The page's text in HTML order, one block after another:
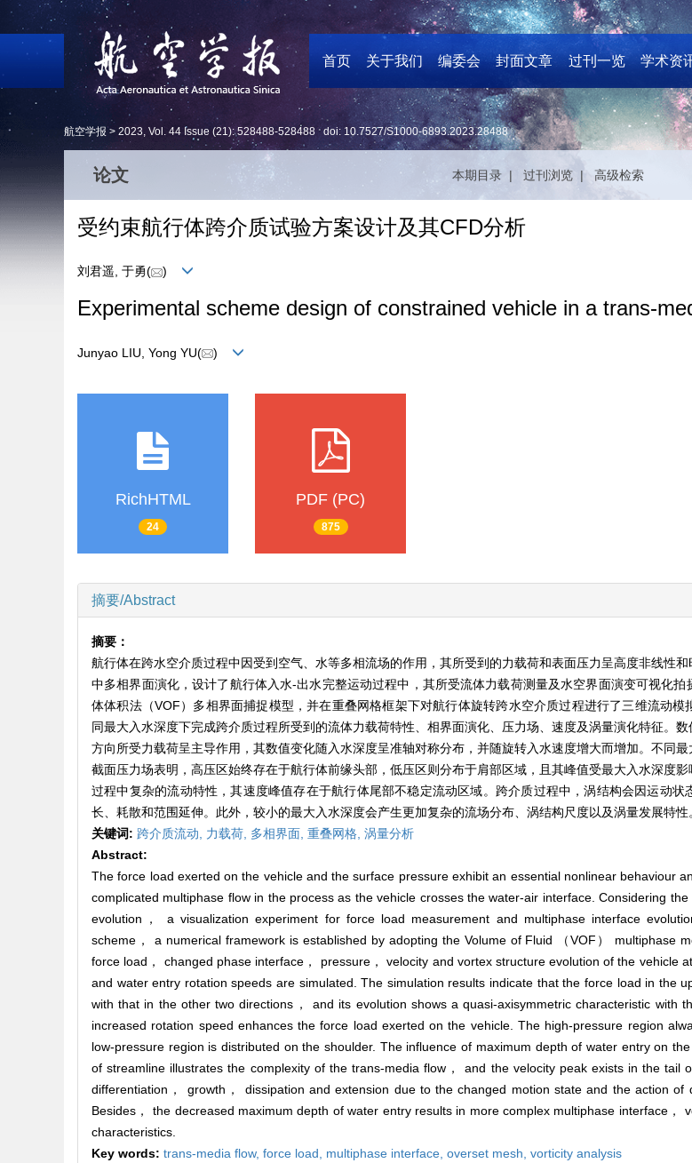
首页 关于我们 编委会 封面文章 过刊一览 学术资
航空学报 > 2023, Vol. 44 Issue (21): 528488-528488 doi: 10.7527/S1000-6893.2023.28488
论文 本期目录 | 过刊浏览 | 高级检索
受约束航行体跨介质试验方案设计及其CFD分析
刘君遥, 于勇( )
Experimental scheme design of constrained vehicle in a trans-
Junyao LIU, Yong YU( )
RichHTML
24
PDF (PC)
875
摘要/Abstract
摘要：
航行体在跨水空介质过程中因受到空气、水等多相流场的作用，其所受到的力载荷和表面压力呈高度非线性
中多相界面演化，设计了航行体入水-出水完整运动过程中，其所受流体力载荷测量及水空界面演变可视化
体体积法（VOF）多相界面捕捉模型，并在重叠网格框架下对航行体旋转跨水空介质过程进行了三维流动
同最大入水深度下完成跨介质过程所受到的流体力载荷特性、相界面演化、压力场、速度及涡量演化特征。
方向所受力载荷呈主导作用，其数值变化随入水深度呈准轴对称分布，并随旋转入水速度增大而增加。不同
截面压力场表明，高压区始终存在于航行体前缘头部，低压区则分布于肩部区域，且其峰值受最大入水深度
过程中复杂的流动特性，其速度峰值存在于航行体尾部不稳定流动区域。跨介质过程中，涡结构会因运动
长、耗散和范围延伸。此外，较小的最大入水深度会产生更加复杂的流场分布、涡结构尺度以及涡量发展特性
关键词: 跨介质流动, 力载荷, 多相界面, 重叠网格, 涡量分析
Abstract:
The force load exerted on the vehicle and the surface pressure exhibit an essential nonlinear behaviour
complicated multiphase flow in the process as the vehicle crosses the water-air interface. Considering
evolution， a visualization experiment for force load measurement and multiphase interface
scheme， a numerical framework is established by adopting the Volume of Fluid （VOF） multiphase
force load， changed phase interface， pressure， velocity and vortex structure evolution of the vehicle
and water entry rotation speeds are simulated. The simulation results indicate that the force load in the
with that in the other two directions， and its evolution shows a quasi-axisymmetric characteristic with
increased rotation speed enhances the force load exerted on the vehicle. The high-pressure region
low-pressure region is distributed on the shoulder. The influence of maximum depth of water entry on
of streamline illustrates the complexity of the trans-media flow， and the velocity peak exists in the tail
differentiation， growth， dissipation and extension due to the changed motion state and the action of
Besides， the decreased maximum depth of water entry results in more complex multiphase interface，
characteristics.
Key words: trans-media flow, force load, multiphase interface, overset mesh, vorticity analysis